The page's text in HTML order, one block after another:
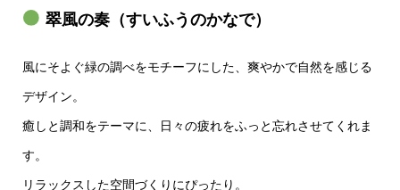
翠風の奏（すいふうのかなで）
風にそよぐ緑の調べをモチーフにした、爽やかで自然を感じる
デザイン。
癒しと調和をテーマに、日々の疲れをふっと忘れさせてくれま
す。
リラックスした空間づくりにぴったり。